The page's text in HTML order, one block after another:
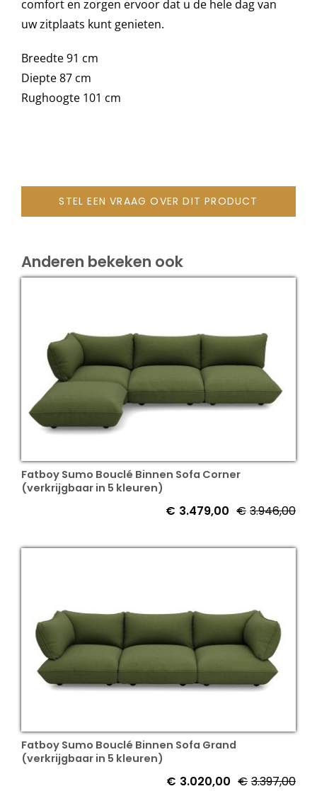
comfort en zorgen ervoor dat u de hele dag van
uw zitplaats kunt genieten.
Breedte 91 cm
Diepte 87 cm
Rughoogte 101 cm
STEL EEN VRAAG OVER DIT PRODUCT
Anderen bekeken ook
Fatboy Sumo Bouclé Binnen Sofa Corner
(verkrijgbaar in 5 kleuren)
€ 3.946,00
€ 3.479,00
Fatboy Sumo Bouclé Binnen Sofa Grand
(verkrijgbaar in 5 kleuren)
€ 3.397,00
€ 3.020,00